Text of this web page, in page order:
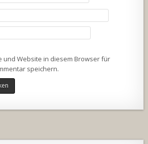
und Website in diesem Browser für
speichern.